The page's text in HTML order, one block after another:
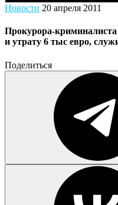
Новости 20 апреля 2011
Прокурора-криминалиста
и утрату 6 тыс евро,
Поделиться